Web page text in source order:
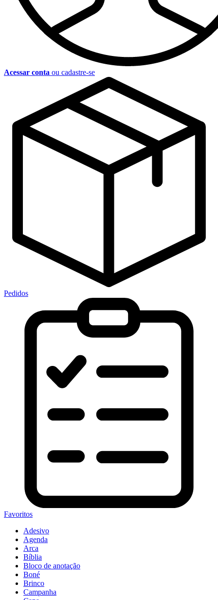
Acessar conta ou cadastre-se
Pedidos
Favoritos
Adesivo
Agenda
Arca
Bíblia
Bloco de anotação
Boné
Brinco
Campanha